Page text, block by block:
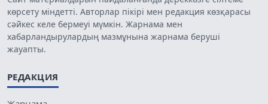
көрсету міндетті. Авторлар пікірі мен редакция көзқарасы
сәйкес келе бермеуі мүмкін. Жарнама мен
хабарландырулардың мазмұнына жарнама беруші
жауапты.
РЕДАКЦИЯ